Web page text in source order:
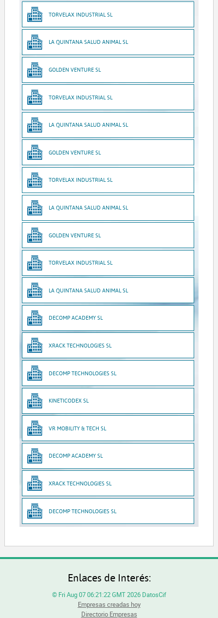
TORVELAX INDUSTRIAL SL
LA QUINTANA SALUD ANIMAL SL
GOLDEN VENTURE SL
TORVELAX INDUSTRIAL SL
LA QUINTANA SALUD ANIMAL SL
GOLDEN VENTURE SL
TORVELAX INDUSTRIAL SL
LA QUINTANA SALUD ANIMAL SL
GOLDEN VENTURE SL
TORVELAX INDUSTRIAL SL
LA QUINTANA SALUD ANIMAL SL
DECOMP ACADEMY SL
XRACK TECHNOLOGIES SL
DECOMP TECHNOLOGIES SL
KINETICODEX SL
VR MOBILITY & TECH SL
DECOMP ACADEMY SL
XRACK TECHNOLOGIES SL
DECOMP TECHNOLOGIES SL
Enlaces de Interés:
© Fri Aug 07 06:21:22 GMT 2026 DatosCif
Empresas creadas hoy
Directorio Empresas